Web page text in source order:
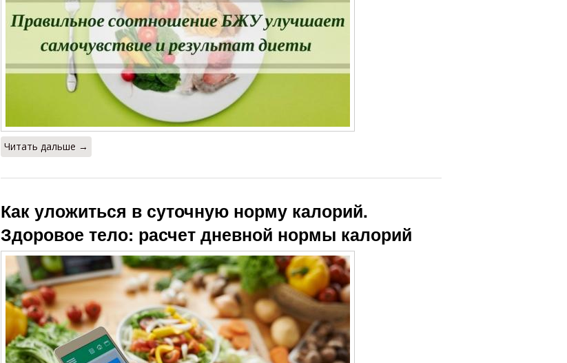
Читать дальше →
Как уложиться в суточную норму калорий.
Здоровое тело: расчет дневной нормы калорий